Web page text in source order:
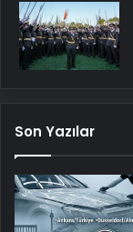
Son Yazılar